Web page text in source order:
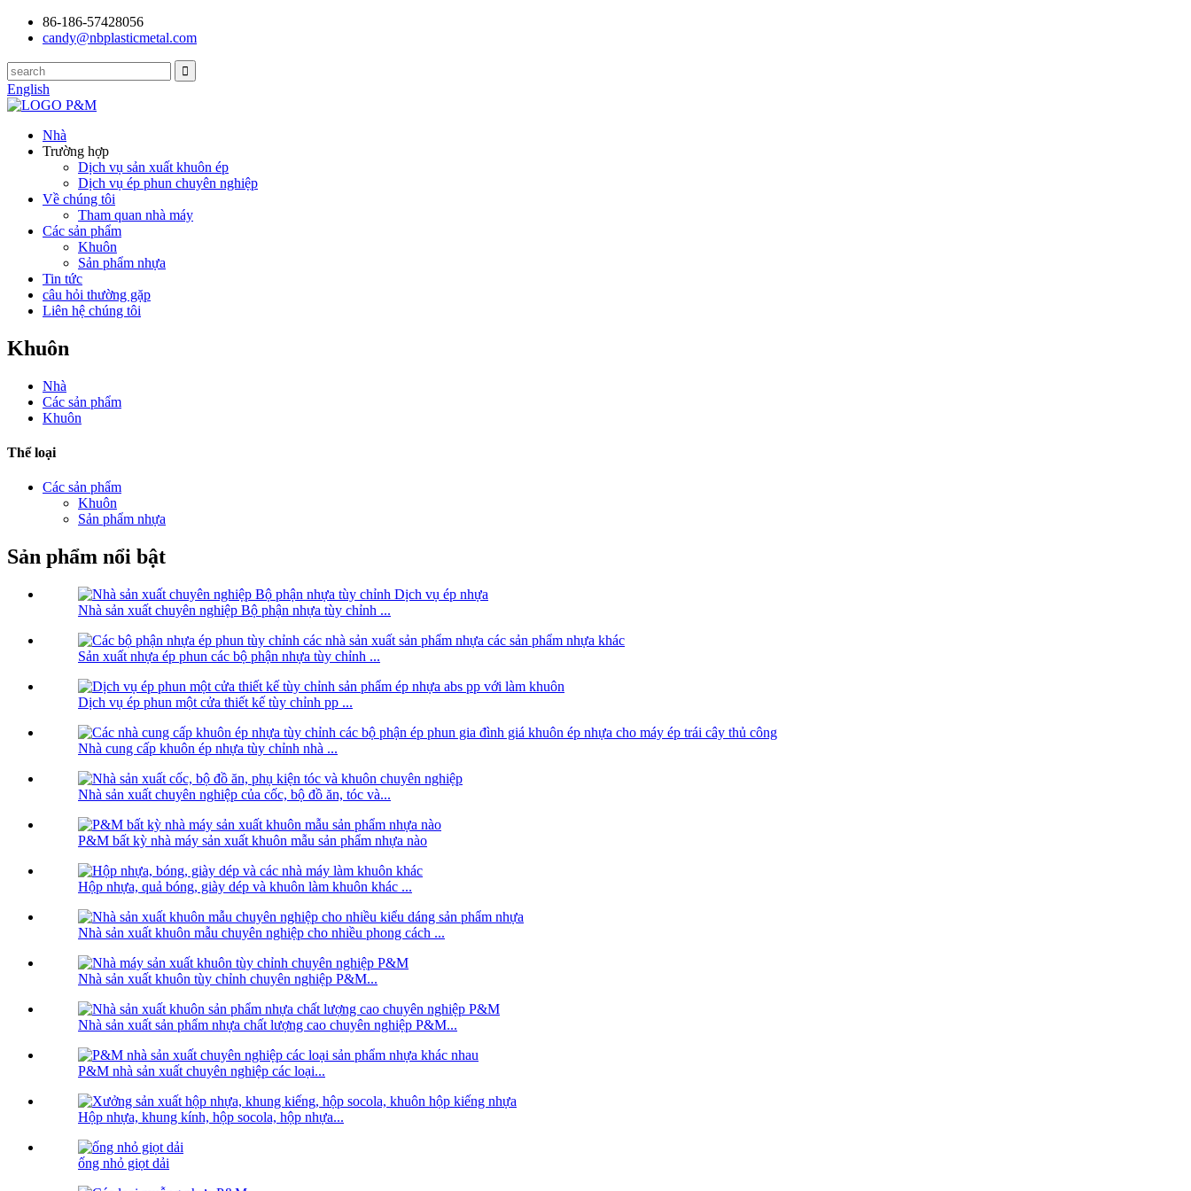
86-186-57428056
candy@nbplasticmetal.com
English
Nhà
Trường hợp
Dịch vụ sản xuất khuôn ép
Dịch vụ ép phun chuyên nghiệp
Về chúng tôi
Tham quan nhà máy
Các sản phẩm
Khuôn
Sản phẩm nhựa
Tin tức
câu hỏi thường gặp
Liên hệ chúng tôi
Khuôn
Nhà
Các sản phẩm
Khuôn
Thể loại
Các sản phẩm
Khuôn
Sản phẩm nhựa
Sản phẩm nổi bật
Nhà sản xuất chuyên nghiệp Bộ phận nhựa tùy chỉnh ...
Sản xuất nhựa ép phun các bộ phận nhựa tùy chỉnh ...
Dịch vụ ép phun một cửa thiết kế tùy chỉnh pp ...
Nhà cung cấp khuôn ép nhựa tùy chỉnh nhà ...
Nhà sản xuất chuyên nghiệp của cốc, bộ đồ ăn, tóc và...
P&M bất kỳ nhà máy sản xuất khuôn mẫu sản phẩm nhựa nào
Hộp nhựa, quả bóng, giày dép và khuôn làm khuôn khác ...
Nhà sản xuất khuôn mẫu chuyên nghiệp cho nhiều phong cách ...
Nhà sản xuất khuôn tùy chỉnh chuyên nghiệp P&M...
Nhà sản xuất sản phẩm nhựa chất lượng cao chuyên nghiệp P&M...
P&M nhà sản xuất chuyên nghiệp các loại...
Hộp nhựa, khung kính, hộp socola, hộp nhựa...
ống nhỏ giọt dải